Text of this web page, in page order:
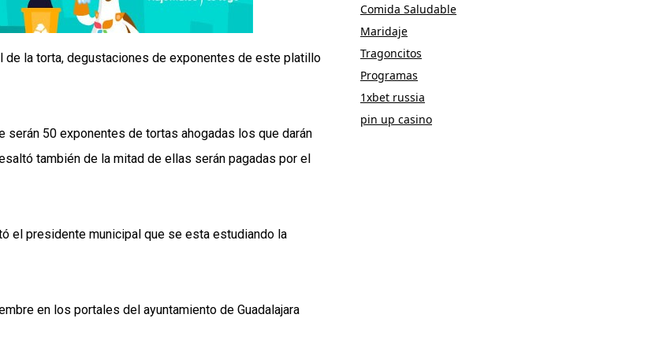
la torta, degustaciones de exponentes de este platillo
serán 50 exponentes de tortas ahogadas los que darán
también de la mitad de ellas serán pagadas por el
el presidente municipal que se esta estudiando la
en los portales del ayuntamiento de Guadalajara
Comida Saludable
Maridaje
Tragoncitos
Programas
1xbet russia
pin up casino